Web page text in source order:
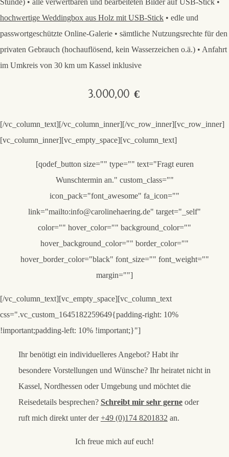
Stunde) • alle verwertbaren und bearbeiteten Bilder auf USB-Stick •
hochwertige Weddingbox aus Holz mit USB-Stick • edle und
passwortgeschützte Online-Galerie • sämtliche Nutzungsrechte für den
privaten Gebrauch (hochauflösend, kein Wasserzeichen o.ä.) • Anfahrt
im Umkreis von 30 km um Kassel inklusive
3.000,00 €
[/vc_column_text][/vc_column_inner][/vc_row_inner][vc_row_inner]
[vc_column_inner][vc_empty_space][vc_column_text]
[qodef_button size="" type="" text="Fragt euren
Wunschtermin an." custom_class=""
icon_pack="font_awesome" fa_icon=""
link="mailto:info@carolinehaering.de" target="_self"
color="" hover_color="" background_color=""
hover_background_color="" border_color=""
hover_border_color="black" font_size="" font_weight=""
margin=""]
[/vc_column_text][vc_empty_space][vc_column_text
css=".vc_custom_1645182259649{padding-right: 10%
!important;padding-left: 10% !important;}"]
Ihr benötigt ein individuelleres Angebot? Habt ihr
besondere Vorstellungen und Wünsche? Ihr heiratet nicht in
Kassel, Nordhessen oder Umgebung und möchtet die
Reisedetails besprechen? Schreibt mir sehr gerneoder
ruft mich direkt unter der+49 (0)174 8201832 an.
Ich freue mich auf euch!